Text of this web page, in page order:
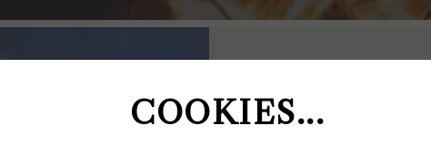
Midzomer
COOKIES...